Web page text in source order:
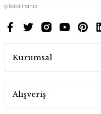
çıkabilirsiniz.
Kurumsal
Alışveriş